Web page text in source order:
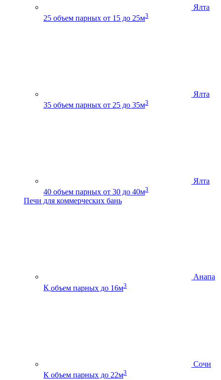
Ялта
25 объем парных от 15 до 25м3
Ялта
35 объем парных от 25 до 35м3
Ялта
40 объем парных от 30 до 40м3
Печи для коммерческих бань
Анапа
К объем парных до 16м3
Сочи
К объем парных до 22м3